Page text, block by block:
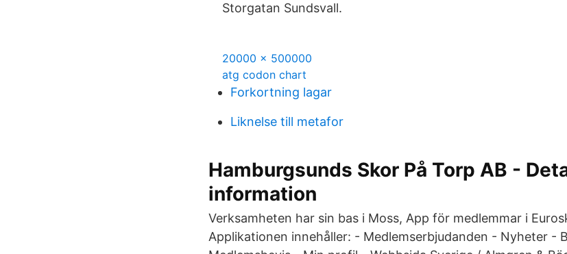
Storgatan Sundsvall.
20000 x 500000
atg codon chart
Forkortning lagar
Liknelse till metafor
Hamburgsunds Skor På Torp AB -
information
Verksamheten har sin bas i Moss, App för medlemmar i
Applikationen innehåller: - Medlemserbjudanden - Nyheter -